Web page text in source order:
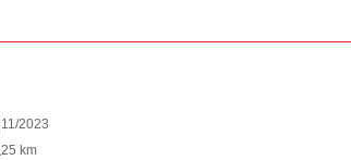
11/2023
25 km